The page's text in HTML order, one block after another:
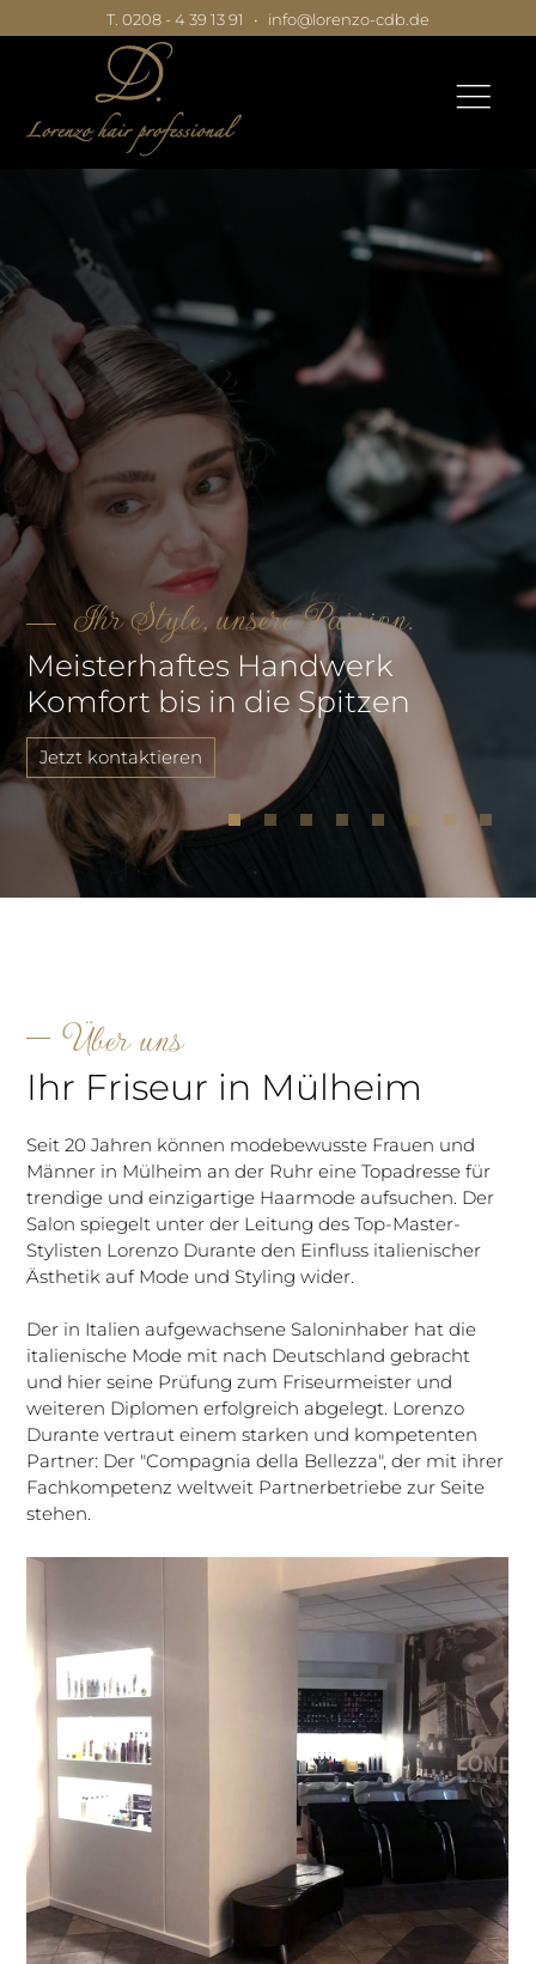
|
|
|
T. 0208 - 4 39 13 91 • info@lorenzo-cdb.de
Ihr Style, unsere Passion.
Meisterhaftes Handwerk
Komfort bis in die Spitzen
Jetzt kontaktieren
Über uns
Ihr Friseur in Mülheim
Seit 20 Jahren können modebewusste Frauen und
Männer in Mülheim an der Ruhr eine Topadresse für
trendige und einzigartige Haarmode aufsuchen. Der
Salon spiegelt unter der Leitung des Top-Master-
Stylisten Lorenzo Durante den Einfluss italienischer
Ästhetik auf Mode und Styling wider.
Der in Italien aufgewachsene Saloninhaber hat die
italienische Mode mit nach Deutschland gebracht
und hier seine Prüfung zum Friseurmeister und
weiteren Diplomen erfolgreich abgelegt. Lorenzo
Durante vertraut einem starken und kompetenten
Partner: Der "Compagnia della Bellezza", der mit ihrer
Fachkompetenz weltweit Partnerbetriebe zur Seite
stehen.